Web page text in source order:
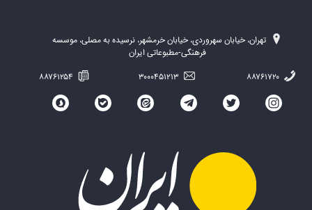
تهران، خیابان سهروردی، خیابان خرمشهر، نرسیده به مصلی، موسسه
فرهنگی-مطبوعاتی ایران